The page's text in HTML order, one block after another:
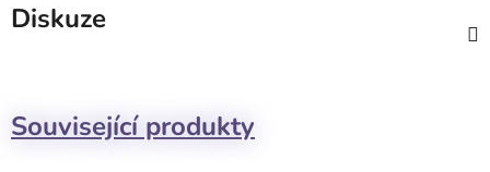
Diskuze
Související produkty